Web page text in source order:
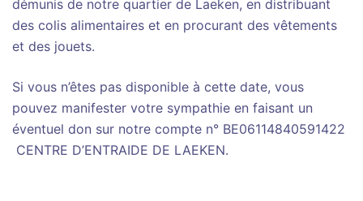
démunis de notre quartier de Laeken, en distribuant
des colis alimentaires et en procurant des vêtements
et des jouets.
Si vous n’êtes pas disponible à cette date, vous
pouvez manifester votre sympathie en faisant un
éventuel don sur notre compte n° BE06114840591422
CENTRE D’ENTRAIDE DE LAEKEN.